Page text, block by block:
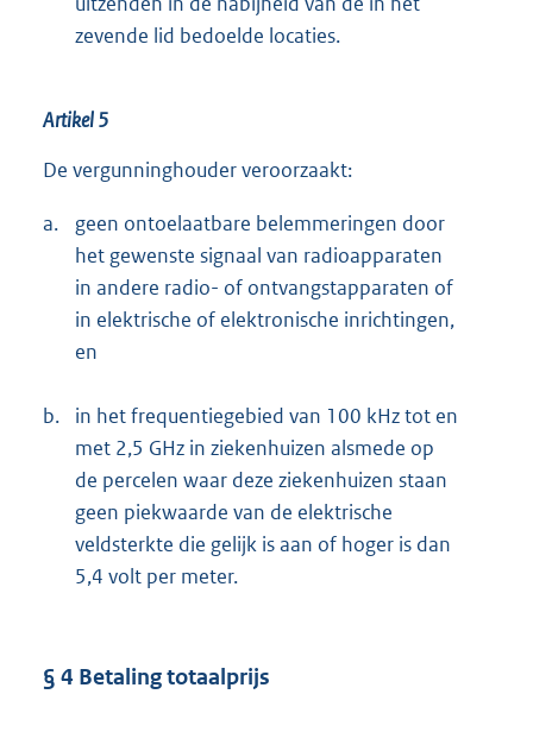
zevende lid bedoelde locaties.
Artikel 5
De vergunninghouder veroorzaakt:
a.
geen ontoelaatbare belemmeringen door
het gewenste signaal van radioapparaten
in andere radio- of ontvangstapparaten of
in elektrische of elektronische inrichtingen,
en
b.
in het frequentiegebied van 100 kHz tot en
met 2,5 GHz in ziekenhuizen alsmede op
de percelen waar deze ziekenhuizen staan
geen piekwaarde van de elektrische
veldsterkte die gelijk is aan of hoger is dan
5,4 volt per meter.
§ 4 Betaling totaalprijs